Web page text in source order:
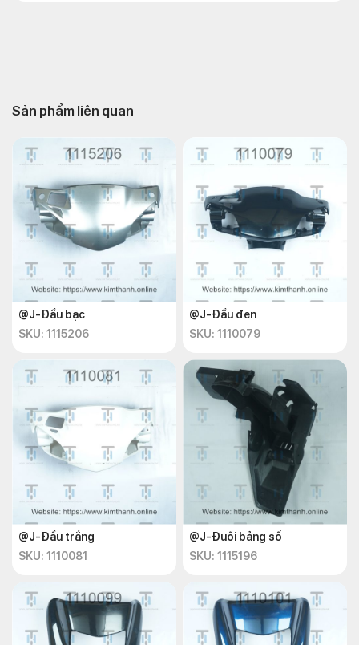
Sản phẩm liên quan
@J-Đầu bạc
SKU: 1115206
@J-Đầu đen
SKU: 1110079
@J-Đầu trắng
SKU: 1110081
@J-Đuôi bảng số
SKU: 1115196